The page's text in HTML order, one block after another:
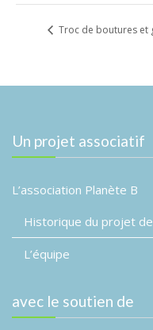
Troc de boutures et
Un projet associatif
L’association Planète B
Historique du projet
L’équipe
avec le soutien de